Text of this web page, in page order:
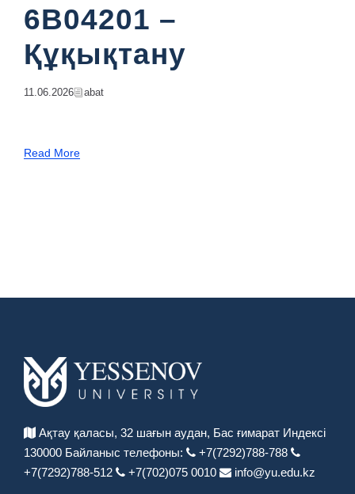
6B04201 –
Құқықтану
11.06.2026 Abat
Read More
Ақтау қаласы, 32 шағын аудан, Бас ғимарат Индексі
130000 Байланыс телефоны:
+7(7292)788-788
+7(7292)788-512
+7(702)075 0010 info@yu.edu.kz